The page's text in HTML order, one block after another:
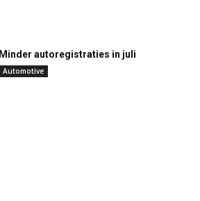
Minder autoregistraties in juli
Automotive